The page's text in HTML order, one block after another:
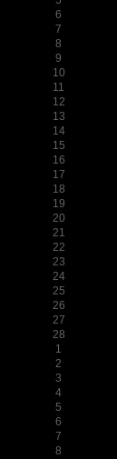
6
7
8
9
10
11
12
13
14
15
16
17
18
19
20
21
22
23
24
25
26
27
28
1
2
3
4
5
6
7
8